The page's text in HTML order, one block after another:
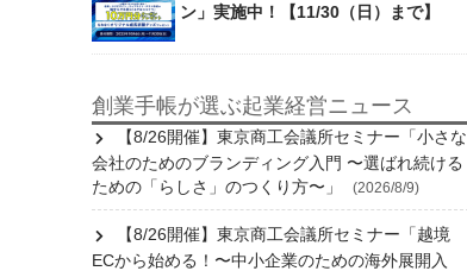
ン」実施中！【11/30（日）まで】
創業手帳が選ぶ起業経営ニュース
【8/26開催】東京商工会議所セミナー「小さな
会社のためのブランディング入門 〜選ばれ続ける
ための「らしさ」のつくり方〜」
(2026/8/9)
【8/26開催】東京商工会議所セミナー「越境
ECから始める！〜中小企業のための海外展開入